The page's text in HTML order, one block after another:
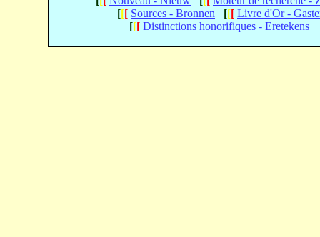
[[[ Sources - Bronnen [[[ Livre d'Or -
[[[ Distinctions honorifiques - Eretekens